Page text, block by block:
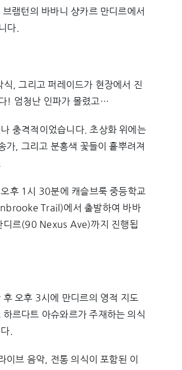
램턴의 바바니 샹카르 만디르에서
다.
식, 그리고 퍼레이드가 현장에서 진
! 엄청난 인파가 몰렸고…
충격적이었습니다. 초상화 위에는
가, 그리고 분홍색 꽃들이 흩뿌려져
후 1시 30분에 캐슬브룩 중등학교
Trail)에서 출발하여 바바
디르(90 Nexus Ave)까지 진행됩
후 오후 3시에 만디르의 영적 지도
하르다트 아슈와르가 주재하는 의식
.
이브 음악, 전통 의식이 포함된 이